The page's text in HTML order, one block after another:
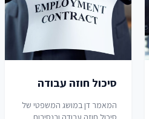
סיכול חוזה עבודה
המאמר דן במושג המשפטי של